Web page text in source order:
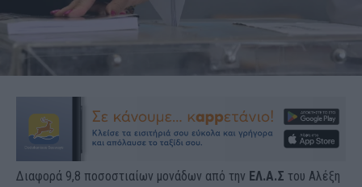
Διαφορά 9,8 ποσοστιαίων μονάδων από την ΕΛ.Α.Σ του Αλέξη